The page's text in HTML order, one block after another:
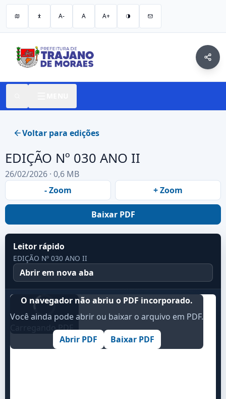
A- A A+
Voltar para edições
EDIÇÃO Nº 030 ANO II
26/02/2026 · 0,6 MB
- Zoom
+ Zoom
Baixar PDF
Leitor rápido
EDIÇÃO Nº 030 ANO II
Abrir em nova aba
Carregando PDF...
O navegador não abriu o PDF incorporado.
Você ainda pode abrir ou baixar o arquivo em PDF.
Abrir PDF Baixar PDF